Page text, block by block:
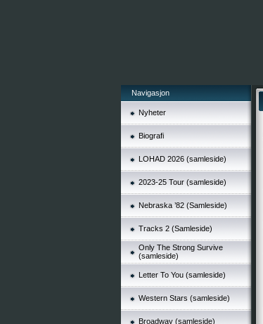
Navigasjon
Nyheter
Biografi
LOHAD 2026 (samleside)
2023-25 Tour (samleside)
Nebraska ’82 (Samleside)
Tracks 2 (Samleside)
Only The Strong Survive
(samleside)
Letter To You (samleside)
Western Stars (samleside)
Broadway (samleside)